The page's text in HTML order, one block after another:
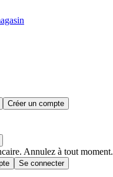
Créer un compte
Annulez à tout moment.
Se connecter